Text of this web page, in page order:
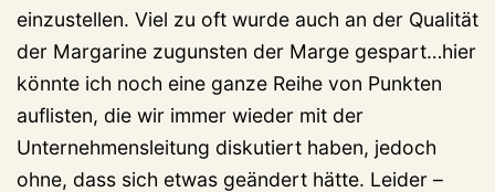
einzustellen. Viel zu oft wurde auch an der Qualität
der Margarine zugunsten der Marge gespart…hier
könnte ich noch eine ganze Reihe von Punkten
auflisten, die wir immer wieder mit der
Unternehmensleitung diskutiert haben, jedoch
ohne, dass sich etwas geändert hätte. Leider –